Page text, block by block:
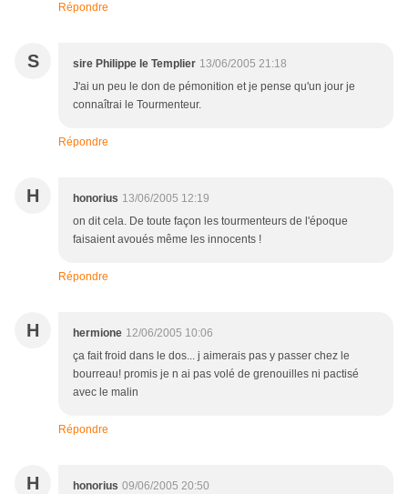
Répondre
S sire Philippe le Templier 13/06/2005 21:18
J'ai un peu le don de pémonition et je pense qu'un jour je
connaîtrai le Tourmenteur.
Répondre
H honorius 13/06/2005 12:19
on dit cela. De toute façon les tourmenteurs de l'époque
faisaient avoués même les innocents !
Répondre
H hermione 12/06/2005 10:06
ça fait froid dans le dos... j aimerais pas y passer chez le
bourreau! promis je n ai pas volé de grenouilles ni pactisé
avec le malin
Répondre
H honorius 09/06/2005 20:50